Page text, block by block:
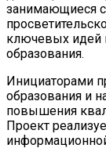
занимающиеся
ключевых идей
образования.
Инициаторами
образования и
повышения
Проект